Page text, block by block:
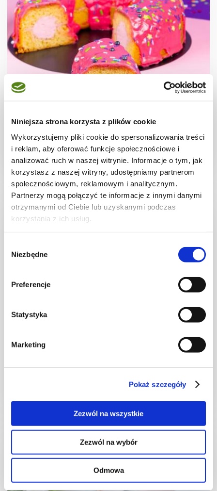
Niniejsza strona korzysta z plików cookie
Wykorzystujemy pliki cookie do spersonalizowania treści
i reklam, aby oferować funkcje społecznościowe i
analizować ruch w naszej witrynie. Informacje o tym, jak
korzystasz z naszej witryny, udostępniamy partnerom
społecznościowym, reklamowym i analitycznym.
Partnerzy mogą połączyć te informacje z innymi danymi
otrzymanymi od Ciebie lub uzyskanymi podczas
korzystania z ich usług.
zgody
Niezbędne
Preferencje
Statystyka
Marketing
Pokaż szczegóły
Zezwól na wszystkie
Zezwól na wybór
Odmowa
CIASTA I TORTY
Giant Donut Cake - wielki pączek na 6.
2 godz. 6447 kcal 10
"Summer cake"
- 3189 kcal -